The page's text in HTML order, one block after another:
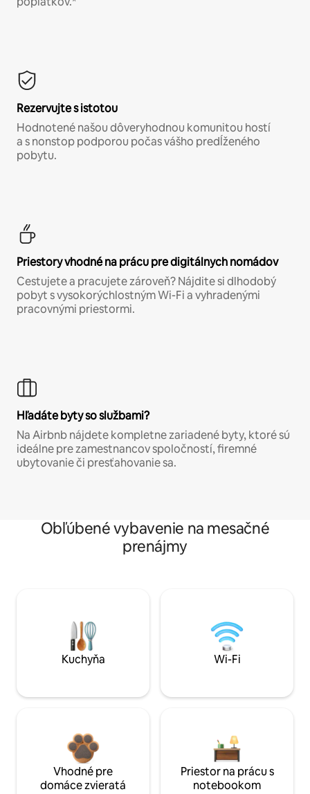
Rezervujte s istotou
Hodnotené našou dôveryhodnou komunitou hostí
a s nonstop podporou počas vášho predĺženého
pobytu.
Priestory vhodné na prácu pre digitálnych nomádov
Cestujete a pracujete zároveň? Nájdite si dlhodobý
pobyt s vysokorýchlostným Wi-Fi a vyhradenými
pracovnými priestormi.
Hľadáte byty so službami?
Na Airbnb nájdete kompletne zariadené byty, ktoré sú
ideálne pre zamestnancov spoločností, firemné
ubytovanie či presťahovanie sa.
Obľúbené vybavenie na mesačné
prenájmy
Kuchyňa Wi-Fi
Vhodné pre
domáce zvieratá
Priestor na prácu s
notebookom